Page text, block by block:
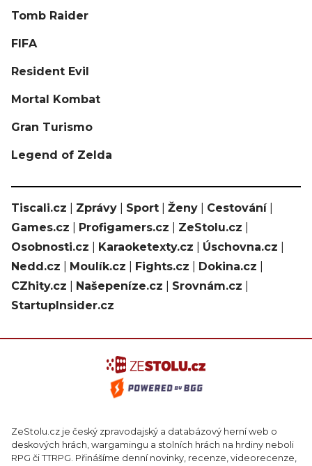
Tomb Raider
FIFA
Resident Evil
Mortal Kombat
Gran Turismo
Legend of Zelda
Tiscali.cz Zprávy Sport Ženy Cestování|
Games.cz
Profigamers.cz ZeStolu.cz
Osobnosti.cz
Karaoketexty.cz Úschovna.cz
Nedd.cz
Moulík.cz Fights.cz Dokina.cz
CZhity.cz
Našepeníze.cz Srovnám.cz
StartupInsider.cz
ZeStolu.cz je český zpravodajský a databázový herní web o
deskových hrách, wargamingu a stolních hrách na hrdiny neboli
RPG či TTRPG. Přinášíme denní novinky, recenze, videorecenze,